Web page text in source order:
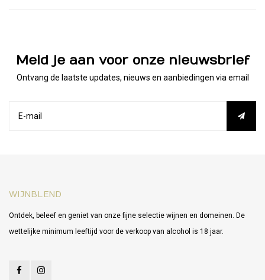
Meld je aan voor onze nieuwsbrief
Ontvang de laatste updates, nieuws en aanbiedingen via email
WIJNBLEND
Ontdek, beleef en geniet van onze fijne selectie wijnen en domeinen. De
wettelijke minimum leeftijd voor de verkoop van alcohol is 18 jaar.